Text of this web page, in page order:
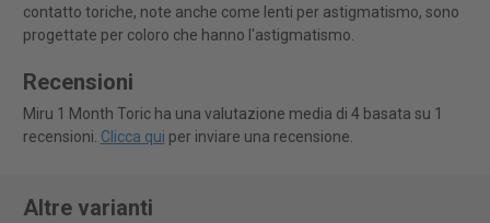
contatto toriche, note anche come lenti per astigmatismo, sono
progettate per coloro che hanno l'astigmatismo.
Recensioni
Miru 1 Month Toric ha una valutazione media di 4 basata su 1
recensioni. Clicca qui per inviare una recensione.
Altre varianti